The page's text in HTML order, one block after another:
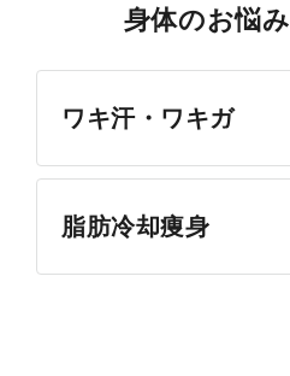
身体のお悩み
ワキ汗・ワキガ
脂肪冷却痩身